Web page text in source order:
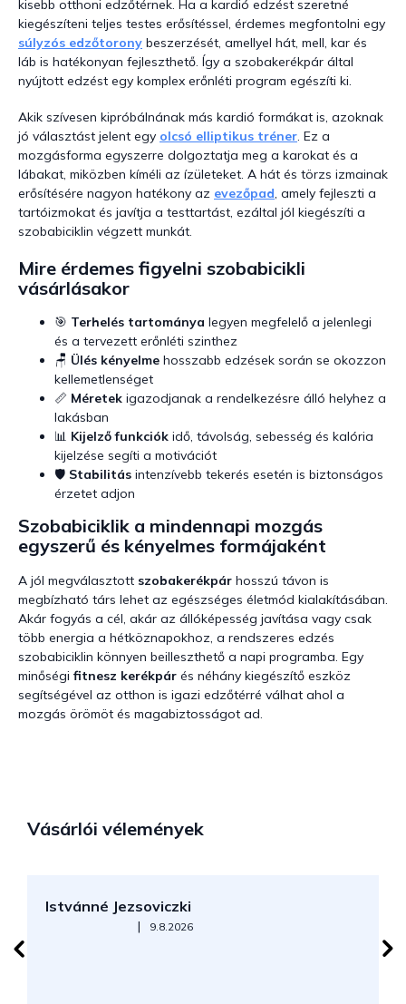
kisebb otthoni edzőtérnek. Ha a kardió edzést szeretné
kiegészíteni teljes testes erősítéssel, érdemes megfontolni egy
súlyzós edzőtorony beszerzését, amellyel hát, mell, kar és
láb is hatékonyan fejleszthető. Így a szobakerékpár által
nyújtott edzést egy komplex erőnléti program egészíti ki.
Akik szívesen kipróbálnának más kardió formákat is, azoknak
jó választást jelent egy olcsó elliptikus tréner. Ez a
mozgásforma egyszerre dolgoztatja meg a karokat és a
lábakat, miközben kíméli az ízületeket. A hát és törzs izmainak
erősítésére nagyon hatékony az evezőpad, amely fejleszti a
tartóizmokat és javítja a testtartást, ezáltal jól kiegészíti a
szobabiciklin végzett munkát.
Mire érdemes figyelni szobabicikli
vásárlásakor
🎯 Terhelés tartománya legyen megfelelő a jelenlegi
és a tervezett erőnléti szinthez
🪑 Ülés kényelme hosszabb edzések során se okozzon
kellemetlenséget
📏 Méretek igazodjanak a rendelkezésre álló helyhez a
lakásban
📊 Kijelző funkciók idő, távolság, sebesség és kalória
kijelzése segíti a motivációt
🛡️ Stabilitás intenzívebb tekerés esetén is biztonságos
érzetet adjon
Szobabiciklik a mindennapi mozgás
egyszerű és kényelmes formájaként
A jól megválasztott szobakerékpár hosszú távon is
megbízható társ lehet az egészséges életmód kialakításában.
Akár fogyás a cél, akár az állóképesség javítása vagy csak
több energia a hétköznapokhoz, a rendszeres edzés
szobabiciklin könnyen beilleszthető a napi programba. Egy
minőségi fitnesz kerékpár és néhány kiegészítő eszköz
segítségével az otthon is igazi edzőtérré válhat ahol a
mozgás örömöt és magabiztosságot ad.
Vásárlói vélemények
Istvánné Jezsoviczki
Az áruház értékelése 5-ből 5 csillag.
| 9.8.2026